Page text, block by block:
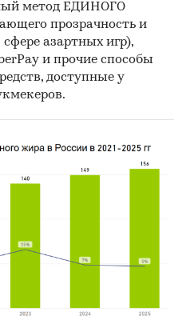
метод ЕДИНОГО
прозрачность и
сфере азартных игр),
и прочие способы
доступные у